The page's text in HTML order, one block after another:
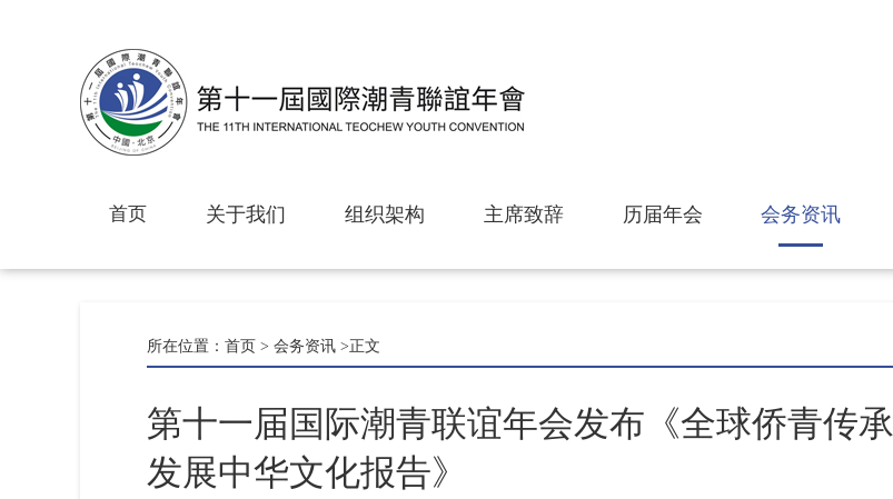
首页 关于我们 组织架构 主席致辞 历届年会 会务资讯
所在位置： 首页 > 会务资讯 >正文
第十一届国际潮青联谊年会发布《全球侨青传承
发展中华文化报告》